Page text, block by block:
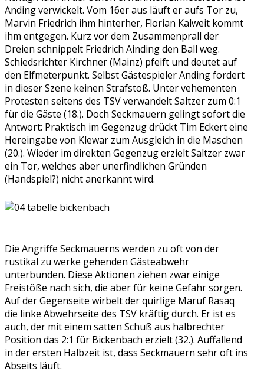
Anding verwickelt. Vom 16er aus läuft er aufs Tor zu,
Marvin Friedrich ihm hinterher, Florian Kalweit kommt
ihm entgegen. Kurz vor dem Zusammenprall der
Dreien schnippelt Friedrich Ainding den Ball weg.
Schiedsrichter Kirchner (Mainz) pfeift und deutet auf
den Elfmeterpunkt. Selbst Gästespieler Anding fordert
in dieser Szene keinen Strafstoß. Unter vehementen
Protesten seitens des TSV verwandelt Saltzer zum 0:1
für die Gäste (18.). Doch Seckmauern gelingt sofort die
Antwort: Praktisch im Gegenzug drückt Tim Eckert eine
Hereingabe von Klewar zum Ausgleich in die Maschen
(20.). Wieder im direkten Gegenzug erzielt Saltzer zwar
ein Tor, welches aber unerfindlichen Gründen
(Handspiel?) nicht anerkannt wird.
Die Angriffe Seckmauerns werden zu oft von der
rustikal zu werke gehenden Gästeabwehr
unterbunden. Diese Aktionen ziehen zwar einige
Freistöße nach sich, die aber für keine Gefahr sorgen.
Auf der Gegenseite wirbelt der quirlige Maruf Rasaq
die linke Abwehrseite des TSV kräftig durch. Er ist es
auch, der mit einem satten Schuß aus halbrechter
Position das 2:1 für Bickenbach erzielt (32.). Auffallend
in der ersten Halbzeit ist, dass Seckmauern sehr oft ins
Abseits läuft.